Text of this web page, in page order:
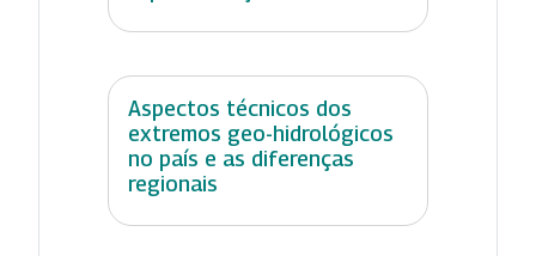
Aspectos técnicos dos
extremos geo-hidrológicos
no país e as diferenças
regionais